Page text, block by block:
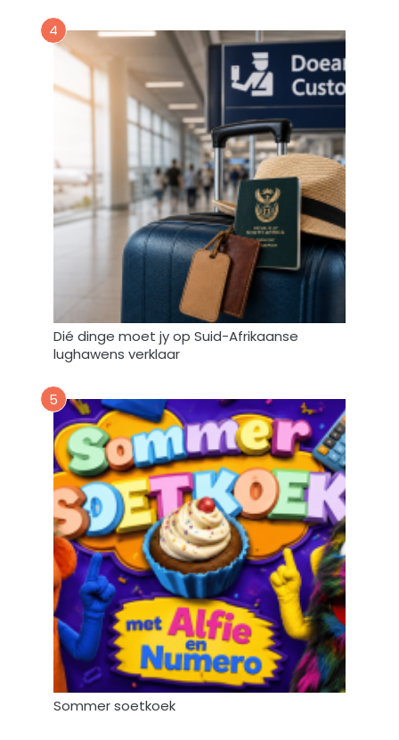
e
n
e
i
k
*
4
Dié dinge moet jy op Suid-Afrikaanse
lughawens verklaar
5
Sommer soetkoek